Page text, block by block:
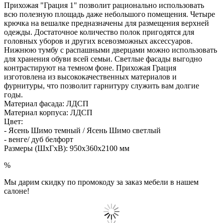
Прихожая "Грация 1" позволит рационально использовать
всю полезную площадь даже небольшого помещения. Четыре
крючка на вешалке предназначены для размещения верхней
одежды. Достаточное количество полок пригодятся для
головных уборов и других всевозможных аксессуаров.
Нижнюю тумбу с распашными дверцами можно использовать
для хранения обуви всей семьи. Светлые фасады выгодно
контрастируют на темном фоне. Прихожая Грация
изготовлена из высококачественных материалов и
фурнитуры, что позволит гарнитуру служить вам долгие
годы.
Материал фасада: ЛДСП
Материал корпуса: ЛДСП
Цвет:
- Ясень Шимо темный / Ясень Шимо светлый
- венге/ дуб белфорт
Размеры (ШхГхВ): 950х360х2100 мм
%
Мы дарим скидку по промокоду за заказ мебели в нашем
салоне!